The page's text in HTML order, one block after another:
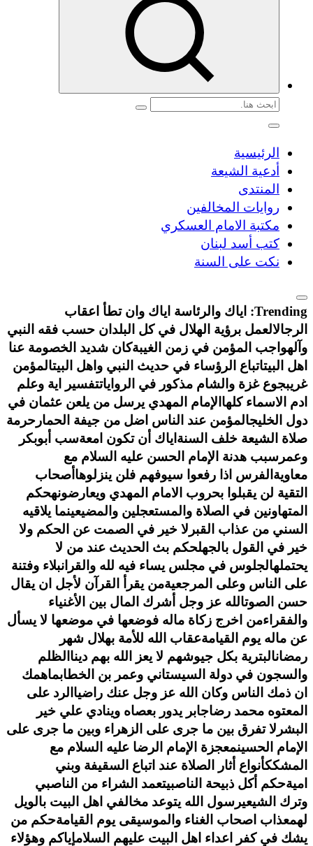
البحث
عن:
الرئيسية
أدعية الشيعة
المنتدى
روايات المخالفين
مكتبة الامام العسكري
كتب أسد لبنان
نكت على السنة
Trending:
اياك والرئاسة اياك وان تطأ اعقاب
الرجالالعمل برؤية الهلال في كل البلدان حسب فقه النبي
وآلهواجب المؤمن في زمن الغيبةكان شديد الخصومة عنا
اهل البيتاتباع الرؤساء في حديث النبي واهل البيتالمؤمن
غريبجوع غزة والشام مذكور في الرواياتتفسير اية وعلم
ادم الاسماء كلها الإمام المهدي يرسل من يلعن عثمان في
دول الخليجالمؤمن عند الناس اضل من جيفة الحمار حرمة
صلاة الشيعة خلف السنة اياك أن تكون امعةسب أبوبكر
وعمر سبب هدنة الإمام الحسن عليه السلام مع
معاوية الفرس اذا رفعوا سيوفهم فلن ينزلوها أصحاب
التقية لن يقبلوا بحروب الامام المهدي ويعارضونهحكم
المتهاونين في الصلاة والمستعجلين والمضيعينما يلاقيه
السني من عذاب القبر لا خير في الصمت عن الحكم ولا
خير في القول بالجهلحكم بث الحديث عند من لا
يحتملهالجلوس في مجلس يساء فيه لله والقرانبلاء وفتنة
على الناس وعلى المرجعيةمن يقرأ القرآن لأجل ان يقال
حسن الصوتالله عز وجل أشرك المال بين الأغنياء
والفقراءمن اخرج زكاة ماله فوضعها في موضعها لا يسأل
عن ماله يوم القيامةعقاب الله للأمة بهلال شهر
رمضانالبترية بكل جيوشهم لا يعز الله بهم دينا الظلم
والسجون في دولة السيستاني وعمر بن الخطابماهمك
ان ذمك الناس وكان الله عز وجل عنك راضيا الرد على
المعتوه محمد رضاجابر يدور بعصاه وينادي علي خير
البشر لا تفرق بين ما جرى على الزهراء وبين ما جرى على
الإمام الحسينمعجزة الإمام الرضا عليه السلام مع
المشككأنواع أثار الصلاة عند اتباع السقيفة وبني
اميةحكم أكل ذبيحة الناصبيتعمد الشراء من الناصبي
وترك الشيعيرسول الله يتوعد مخالفي اهل البيت بالويل
لهمعذاب اصحاب الغناء والموسيقى يوم القيامةحكم من
يشك في كفر اعداء اهل البيت عليهم السلامإياكم وهؤلاء